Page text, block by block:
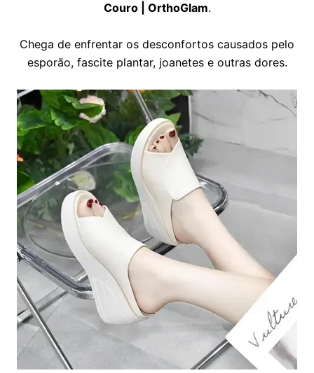
Couro | OrthoGlam.
Chega de enfrentar os desconfortos causados pelo
esporão, fascite plantar, joanetes e outras dores.